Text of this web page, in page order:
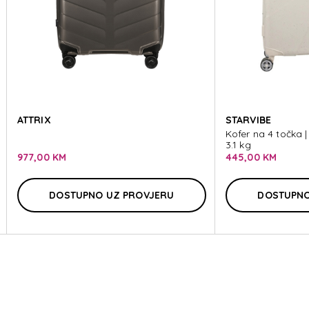
ATTRIX
977,00 KM
DOSTUPNO UZ PROVJERU
STARVIBE
Kofer na 4 točka
3.1 kg
445,00 KM